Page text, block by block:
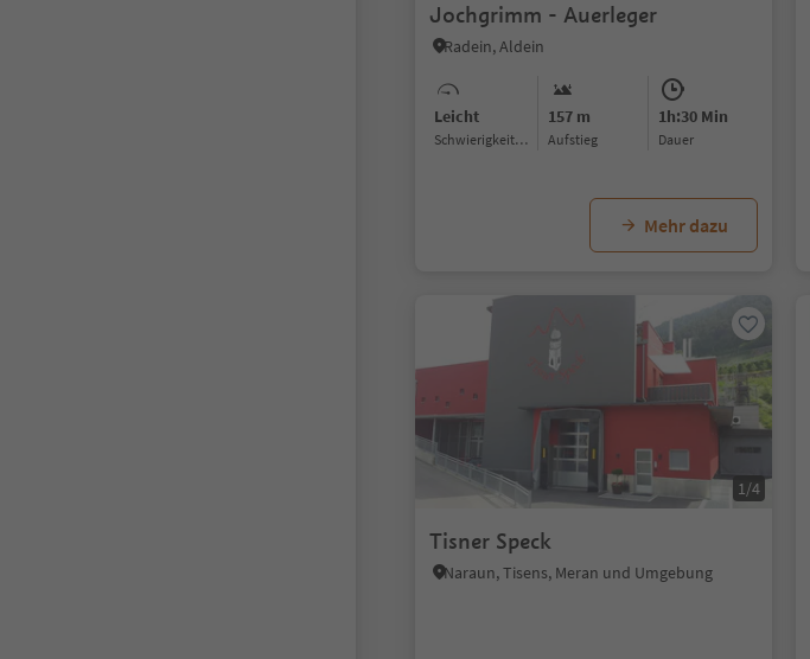
Jochgrimm - Auerleger
Radein, Aldein
Leicht
Schwierigkeitsgrad
157 m
Aufstieg
1h:30 Min
Dauer
Mehr dazu
1/4
Tisner Speck
Naraun, Tisens, Meran und Umgebung